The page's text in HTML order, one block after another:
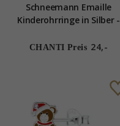
Schneemann Emaille
Kinderohrringe in Silber -
CHANTI Preis 24,-